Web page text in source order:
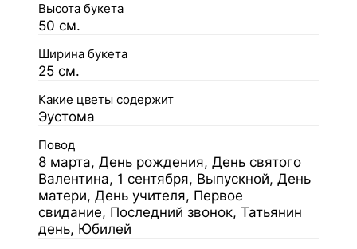
Высота букета
50 см.
Ширина букета
25 см.
Какие цветы содержит
Эустома
Повод
8 марта, День рождения, День святого
Валентина, 1 сентября, Выпускной, День
матери, День учителя, Первое
свидание, Последний звонок, Татьянин
день, Юбилей